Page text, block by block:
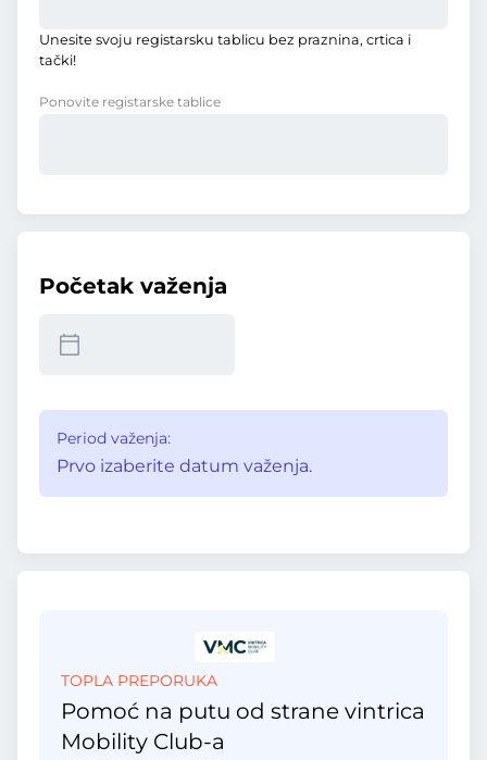
Unesite svoju registarsku tablicu bez praznina, crtica i
tački!
Ponovite registarske tablice
Početak važenja
Period važenja:
Prvo izaberite datum važenja.
TOPLA PREPORUKA
Pomoć na putu od strane vintrica
Mobility Club-a